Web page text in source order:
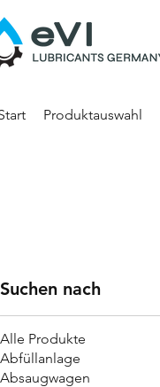
Produktauswahl
Suchen nach
Alle Produkte
Abfüllanlage
Absaugwagen